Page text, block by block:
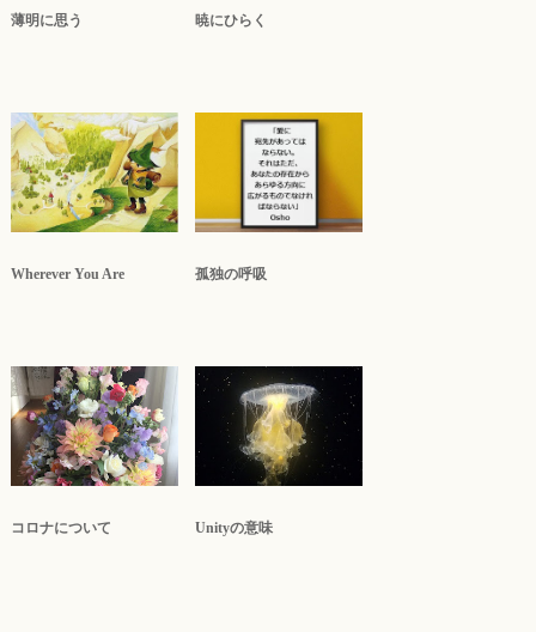
薄明に思う 暁にひらく
Wherever You Are 孤独の呼吸
コロナについて Unityの意味